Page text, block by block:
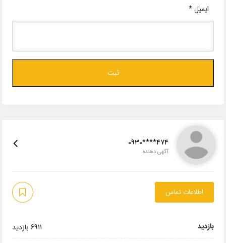
ایمیل*
0930****474
آگهی دهنده
اطلاعات تماس
بازدید 6911 بازدید